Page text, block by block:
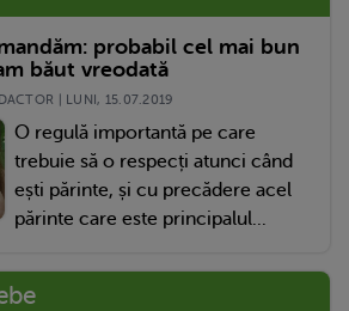
probabil cel mai bun
băut vreodată
| LUNI, 15.07.2019
O regulă importantă pe care
trebuie să o respecți atunci când
ești părinte, și cu precădere acel
părinte care este principalul...